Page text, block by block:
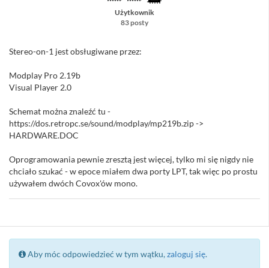
Użytkownik
83 posty
Stereo-on-1 jest obsługiwane przez:
Modplay Pro 2.19b
Visual Player 2.0
Schemat można znaleźć tu -
https://dos.retropc.se/sound/modplay/mp219b.zip ->
HARDWARE.DOC
Oprogramowania pewnie zresztą jest więcej, tylko mi się nigdy nie
chciało szukać - w epoce miałem dwa porty LPT, tak więc po prostu
używałem dwóch Covox'ów mono.
Aby móc odpowiedzieć w tym wątku,zaloguj się.